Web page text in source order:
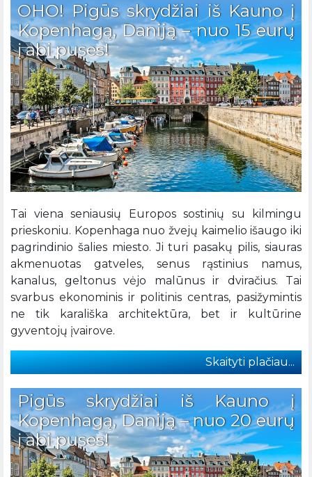
OHO! Pigūs skrydžiai iš Kauno į
Kopenhagą, Daniją – nuo 15 eurų
į abi puses!
Tai viena seniausių Europos sostinių su kilmingu
prieskoniu. Kopenhaga nuo žvejų kaimelio išaugo iki
pagrindinio šalies miesto. Ji turi pasakų pilis, siauras
akmenuotas gatveles, senus rąstinius namus,
kanalus, geltonus vėjo malūnus ir dviračius. Tai
svarbus ekonominis ir politinis centras, pasižymintis
ne tik karališka architektūra, bet ir kultūrine
gyventojų įvairove.
Skaityti plačiau...
Pigūs skrydžiai iš Kauno į
Kopenhagą, Daniją – nuo 20 eurų
į abi puses!